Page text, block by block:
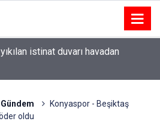
istinat duvarı havadan
evinden çıktı, motosiklet
öldü
Konyaspor - Beşiktaş
oldu